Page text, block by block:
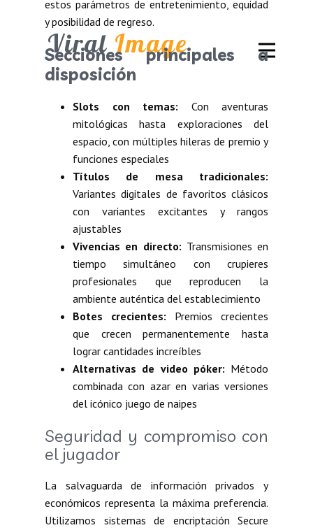
ViralImage
estos parámetros de entretenimiento, equidad
y posibilidad de regreso.
Secciones principales a
disposición
Slots con temas: Con aventuras
mitológicas hasta exploraciones del
espacio, con múltiples hileras de premio y
funciones especiales
Títulos de mesa tradicionales:
Variantes digitales de favoritos clásicos
con variantes excitantes y rangos
ajustables
Vivencias en directo: Transmisiones en
tiempo simultáneo con crupieres
profesionales que reproducen la
ambiente auténtica del establecimiento
Botes crecientes: Premios crecientes
que crecen permanentemente hasta
lograr cantidades increíbles
Alternativas de video póker: Método
combinada con azar en varias versiones
del icónico juego de naipes
Seguridad y compromiso con
el jugador
La salvaguarda de información privados y
económicos representa la máxima preferencia.
Utilizamos sistemas de encriptación Secure